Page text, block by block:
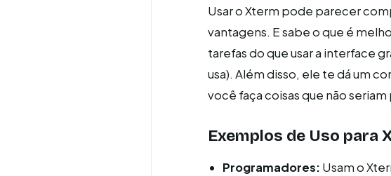
Usar o Xterm pode parecer
vantagens. E sabe o que é
tarefas do que usar a interface
usa). Além disso, ele te dá um
você faça coisas que não
Exemplos de Uso para
Programadores: Usam o